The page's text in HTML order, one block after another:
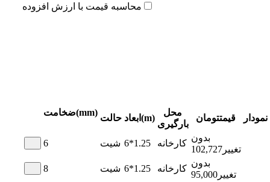
محاسبه قیمت با ارزش افزوده
ضخامت(mm)
حالت ابعاد(m)
محل
بارگیری
قیمتتومان نمودار
6 شیت 6*1.25 کارخانه
بدون
تغییر102,727
8
شیت 6*1.25 کارخانه
بدون
تغییر95,000